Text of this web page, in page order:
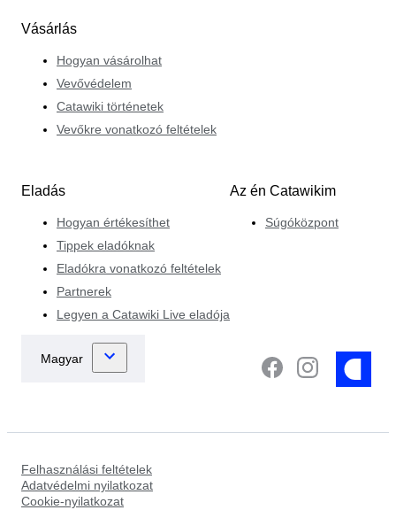
Vásárlás
Hogyan vásárolhat
Vevővédelem
Catawiki történetek
Vevőkre vonatkozó feltételek
Eladás
Hogyan értékesíthet
Tippek eladóknak
Eladókra vonatkozó feltételek
Partnerek
Legyen a Catawiki Live eladója
Az én Catawikim
Súgóközpont
Felhasználási feltételek
Adatvédelmi nyilatkozat
Cookie-nyilatkozat